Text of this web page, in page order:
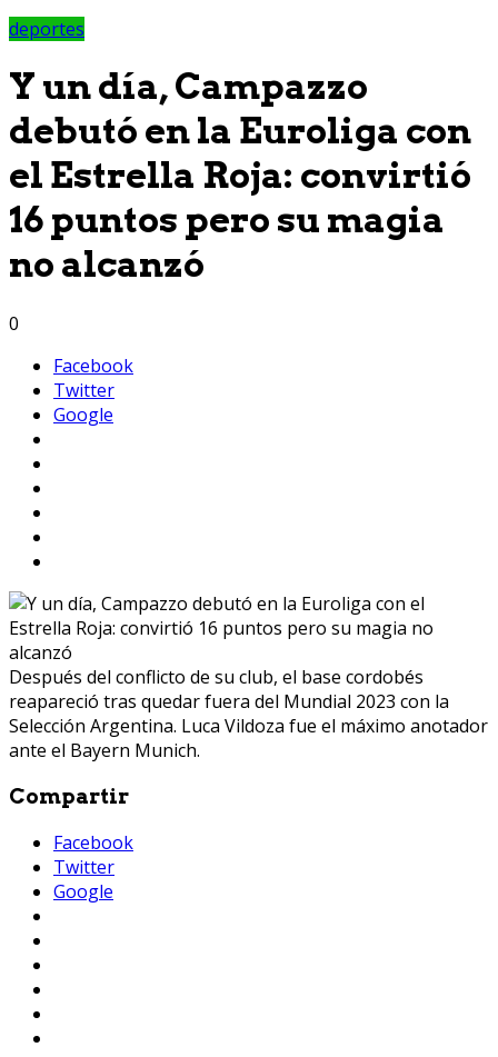
deportes
Y un día, Campazzo
debutó en la Euroliga con
el Estrella Roja: convirtió
16 puntos pero su magia
no alcanzó
0
Facebook
Twitter
Google
Después del conflicto de su club, el base cordobés
reapareció tras quedar fuera del Mundial 2023 con la
Selección Argentina. Luca Vildoza fue el máximo anotador
ante el Bayern Munich.
Compartir
Facebook
Twitter
Google